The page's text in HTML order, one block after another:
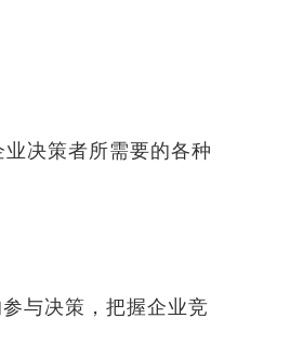
决策者所需要的各种
与决策，把握企业竞